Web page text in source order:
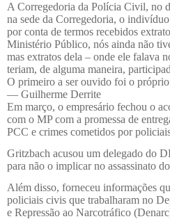
A Corregedoria da Polícia Civil, no
na sede da Corregedoria, o
por conta de termos recebidos
Ministério Público, nós ainda não
mas extratos dela – onde ele falava
teriam, de alguma maneira,
O primeiro a ser ouvido foi o
— Guilherme Derrite
Em março, o empresário fechou o
com o MP com a promessa de
PCC e crimes cometidos por
Gritzbach acusou um delegado do
para não o implicar no assassinato
Além disso, forneceu informações
policiais civis que trabalharam no
e Repressão ao Narcotráfico